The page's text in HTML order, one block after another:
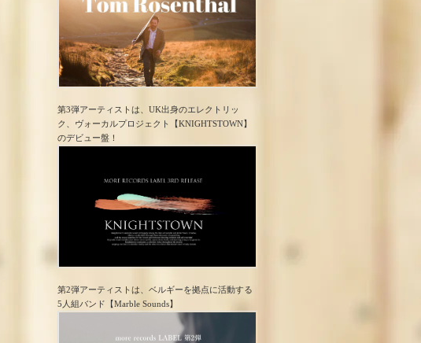
第3弾アーティストは、UK出身のエレクトリッ
ク、ヴォーカルプロジェクト【KNIGHTSTOWN】
のデビュー盤！
第2弾アーティストは、ベルギーを拠点に活動する
5人組バンド【Marble Sounds】